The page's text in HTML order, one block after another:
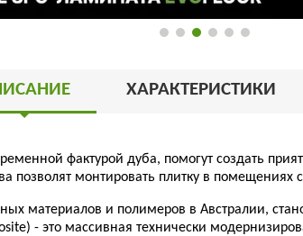
ХАРАКТЕРИСТИКИ
фактурой дуба, помогут создать
позволят монтировать плитку в
материалов и полимеров в Австралии,
- это массивная технически